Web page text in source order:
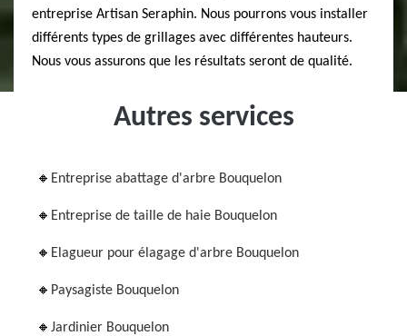
entreprise Artisan Seraphin. Nous pourrons vous installer
différents types de grillages avec différentes hauteurs.
Nous vous assurons que les résultats seront de qualité.
Autres services
Entreprise abattage d'arbre Bouquelon
Entreprise de taille de haie Bouquelon
Elagueur pour élagage d'arbre Bouquelon
Paysagiste Bouquelon
Jardinier Bouquelon